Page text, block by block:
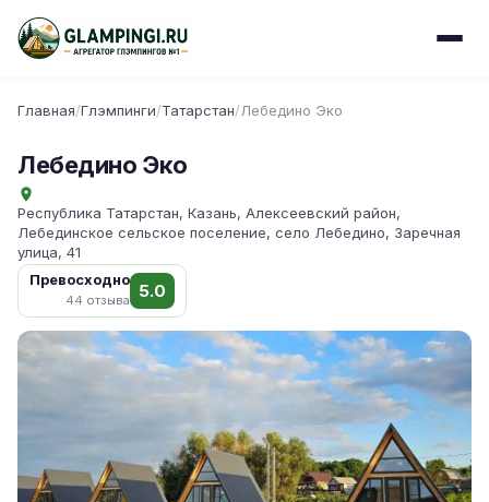
Главная/Глэмпинги/Татарстан/Лебедино Эко
Лебедино Эко
Республика Татарстан, Казань, Алексеевский район,
Лебединское сельское поселение, село Лебедино, Заречная
улица, 41
Превосходно
44 отзыва 5.0